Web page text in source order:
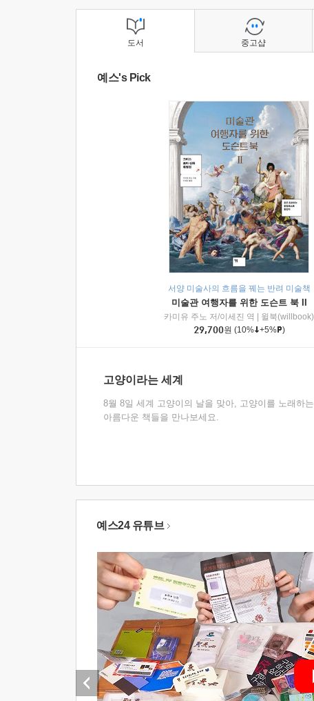
도서
예스's Pick
서양 미술사의 흐름을 꿰는 반려 미술책
미술관 여행자를 위한 도슨트 북 II
카미유 주노 저/이세진 역
윌북(willbook)
29,700원 (10% +5% )
고양이라는 세계
8월 8일 세계 고양이의 날을 맞아, 고양이를 노래하는
아름다운 책들을 만나보세요.
중고샵
예스24 유튜브